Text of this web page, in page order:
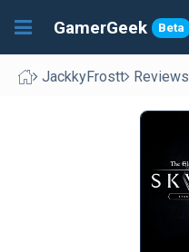
GamerGeek Beta
JackkyFrostt Reviews